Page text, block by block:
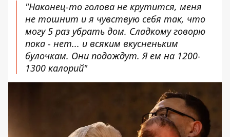
"Наконец-то голова не крутится, меня
не тошнит и я чувствую себя так, что
могу 5 раз убрать дом. Сладкому говорю
пока - нет... и всяким вкусненьким
булочкам. Они подождут. Я ем на 1200-
1300 калорий"